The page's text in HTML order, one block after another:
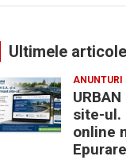
Ultimele articole
ANUNTURI
site-ul.
online